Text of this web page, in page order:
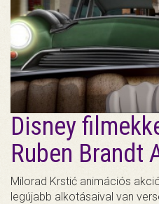
Disney
Ruben Brandt
Milorad Krstić animációs
legújabb alkotásaival van